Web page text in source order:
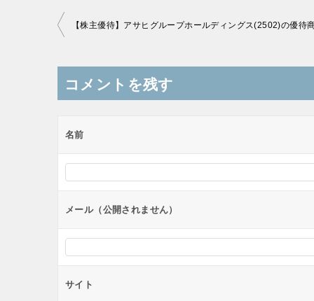
投
ナ
ビ
ー
ョ
ン
コメントを残す
名前
メール（公開されません）
サイト